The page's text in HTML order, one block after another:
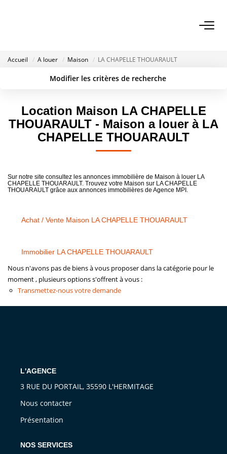
LOCATIONS
ESTIMATION
NOTRE AGENCE
NOS SERVICES
Louer/faire Gérer
Simulateurs
Nos Outils Pour Vendre
Accueil A louer Maison LA CHAPELLE THOUARAULT
Modifier les critères de recherche
Type de bien
Budget max Rayon
Location Maison LA CHAPELLE
THOUARAULT - Maison a louer à LA
CHAPELLE THOUARAULT
Sur notre site consultez les annonces immobilière de Maison à louer LA
CHAPELLE THOUARAULT. Trouvez votre Maison sur LA CHAPELLE
THOUARAULT grâce aux annonces immobilières de Agence MPI.
Achat / Vente Maison LA CHAPELLE THOUARAULT
Immobilier LA CHAPELLE THOUARAULT
Nous n'avons pas de biens à vous proposer dans la catégorie pour le
moment , plusieurs options s'offrent à vous :
Transmettez-nous votre demande
L'AGENCE
3 RUE DU PORTAIL, 35590 L'HERMITAGE
Nous contacter
Présentation
NOS SERVICES